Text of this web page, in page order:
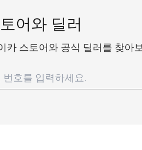
어와 딜러
카 스토어와 공식 딜러를 찾아